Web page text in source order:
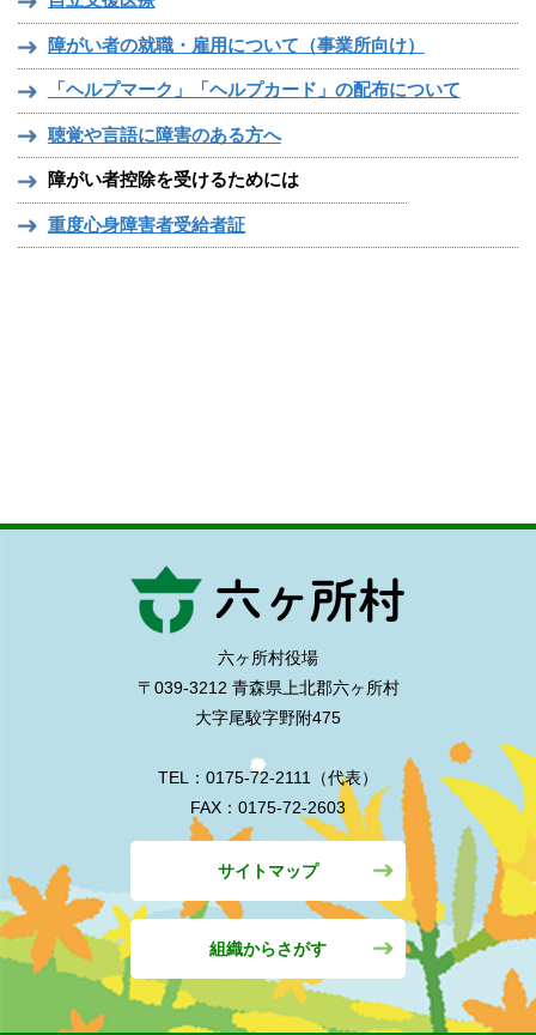
障がい者の就職・雇用について（事業所向け）
「ヘルプマーク」「ヘルプカード」の配布について
聴覚や言語に障害のある方へ
障がい者控除を受けるためには
重度心身障害者受給者証
六ヶ所村役場
〒039-3212 青森県上北郡六ヶ所村
大字尾駮字野附475
TEL：0175-72-2111（代表）
FAX：0175-72-2603
サイトマップ
組織からさがす